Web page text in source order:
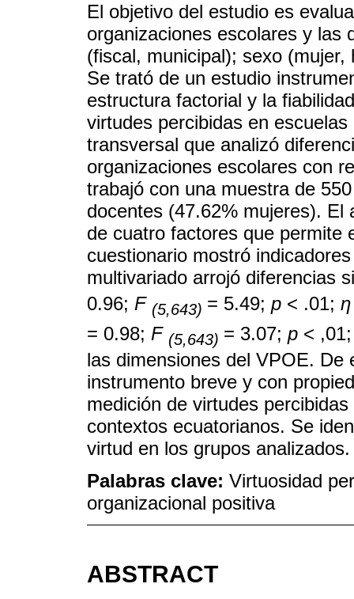
El objetivo del estudio es
organizaciones escolares y las
(fiscal, municipal); sexo
Se trató de un estudio
estructura factorial y la
virtudes percibidas en
transversal que analizó
organizaciones escolares con
trabajó con una muestra de
docentes (47.62% mujeres). El
de cuatro factores que permite
cuestionario mostró
multivariado arrojó diferencias
0.96; F (5,643) = 5.49; p < .01; η
= 0.98; F (5,643) = 3.07; p <
las dimensiones del VPOE.
instrumento breve y con
medición de virtudes
contextos ecuatorianos. Se
virtud en los grupos analizados.
Palabras clave: Virtuosidad
organizacional positiva
ABSTRACT